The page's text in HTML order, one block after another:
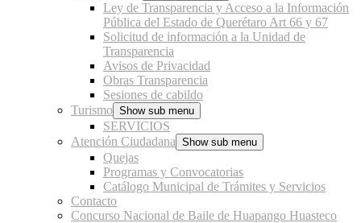
Ley de Transparencia y Acceso a la Información
Pública del Estado de Querétaro Art 66 y 67
Solicitud de información a la Unidad de
Transparencia
Avisos de Privacidad
Obras Transparencia
Sesiones de cabildo
Turismo Show sub menu
SERVICIOS
Atención Ciudadana Show sub menu
Quejas
Programas y Convocatorias
Catálogo Municipal de Trámites y Servicios
Contacto
Concurso Nacional de Baile de Huapango Huasteco